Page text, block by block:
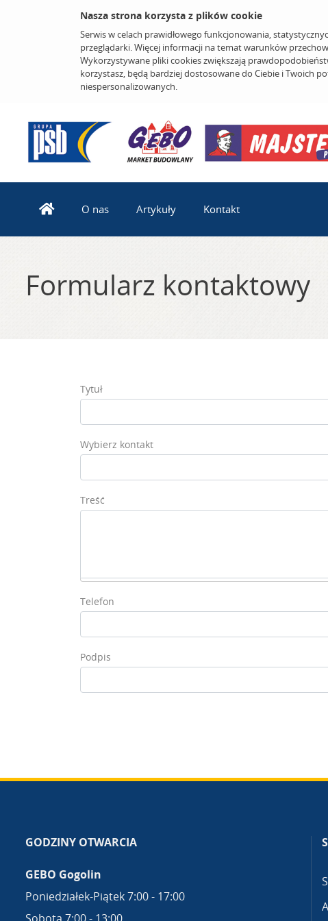
Nasza strona korzysta z plików cookie
Serwis w celach prawidłowego funkcjonowania,
przeglądarki. Więcej informacji na temat warunków
Wykorzystywane pliki cookies zwiększają
korzystasz, będą bardziej dostosowane do Ciebie i Twoich
niespersonalizowanych.
O nas Artykuły Kontakt
Formularz kontaktowy
Tytuł
Wybierz kontakt
Treść
Telefon
Podpis
GODZINY OTWARCIA
GEBO Gogolin
Poniedziałek-Piątek 7:00 - 17:00